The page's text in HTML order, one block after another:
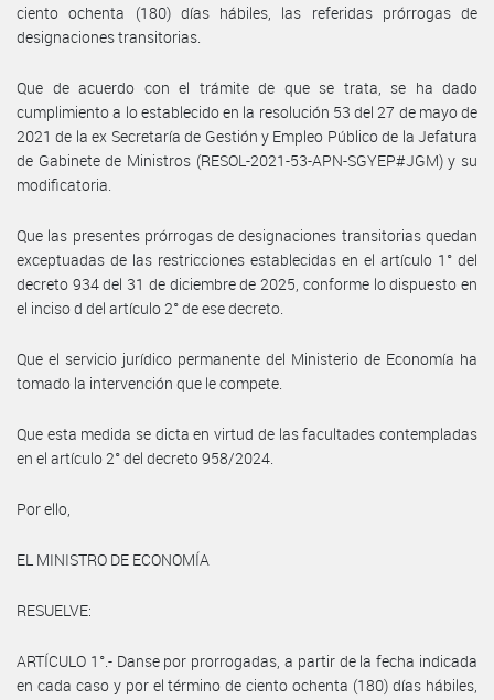
ciento ochenta (180) días hábiles, las referidas prórrogas de
designaciones transitorias.
Que de acuerdo con el trámite de que se trata, se ha dado
cumplimiento a lo establecido en la resolución 53 del 27 de mayo de
2021 de la ex Secretaría de Gestión y Empleo Público de la Jefatura
de Gabinete de Ministros (RESOL-2021-53-APN-SGYEP#JGM) y su
modificatoria.
Que las presentes prórrogas de designaciones transitorias quedan
exceptuadas de las restricciones establecidas en el artículo 1° del
decreto 934 del 31 de diciembre de 2025, conforme lo dispuesto en
el inciso d del artículo 2° de ese decreto.
Que el servicio jurídico permanente del Ministerio de Economía ha
tomado la intervención que le compete.
Que esta medida se dicta en virtud de las facultades contempladas
en el artículo 2° del decreto 958/2024.
Por ello,
EL MINISTRO DE ECONOMÍA
RESUELVE:
ARTÍCULO 1°.- Danse por prorrogadas, a partir de la fecha indicada
en cada caso y por el término de ciento ochenta (180) días hábiles,